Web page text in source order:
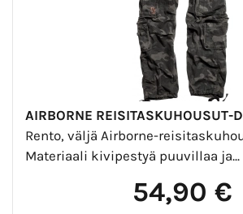
AIRBORNE REISITASKUHOUSUT-
Rento, väljä Airborne-
Materiaali kivipestyä puuvillaa ja...
54,90 €